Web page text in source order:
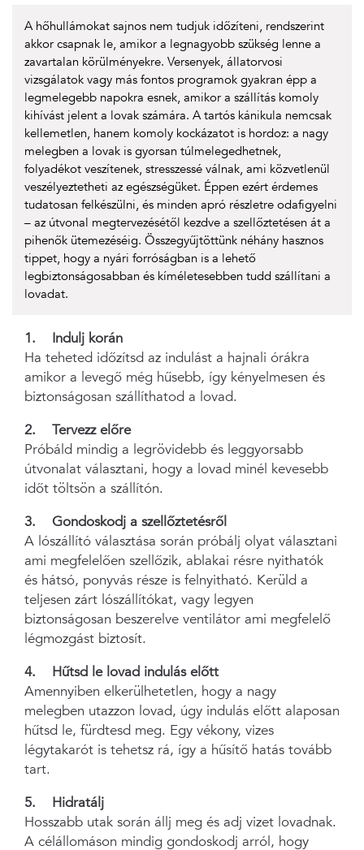
A hőhullámokat sajnos nem tudjuk időzíteni, rendszerint
akkor csapnak le, amikor a legnagyobb szükség lenne a
zavartalan körülményekre. Versenyek, állatorvosi
vizsgálatok vagy más fontos programok gyakran épp a
legmelegebb napokra esnek, amikor a szállítás komoly
kihívást jelent a lovak számára. A tartós kánikula nemcsak
kellemetlen, hanem komoly kockázatot is hordoz: a nagy
melegben a lovak is gyorsan túlmelegedhetnek,
folyadékot veszítenek, stresszessé válnak, ami közvetlenül
veszélyeztetheti az egészségüket. Éppen ezért érdemes
tudatosan felkészülni, és minden apró részletre odafigyelni
– az útvonal megtervezésétől kezdve a szellőztetésen át a
pihenők ütemezéséig. Összegyűjtöttünk néhány hasznos
tippet, hogy a nyári forróságban is a lehető
legbiztonságosabban és kíméletesebben tudd szállítani a
lovadat.
1. Indulj korán
Ha teheted időzítsd az indulást a hajnali órákra
amikor a levegő még hűsebb, így kényelmesen és
biztonságosan szállíthatod a lovad.
2. Tervezz előre
Próbáld mindig a legrövidebb és leggyorsabb
útvonalat választani, hogy a lovad minél kevesebb
időt töltsön a szállítón.
3. Gondoskodj a szellőztetésről
A lószállító választása során próbálj olyat választani
ami megfelelően szellőzik, ablakai résre nyithatók
és hátsó, ponyvás része is felnyitható. Kerüld a
teljesen zárt lószállítókat, vagy legyen
biztonságosan beszerelve ventilátor ami megfelelő
légmozgást biztosít.
4. Hűtsd le lovad indulás előtt
Amennyiben elkerülhetetlen, hogy a nagy
melegben utazzon lovad, úgy indulás előtt alaposan
hűtsd le, fürdtesd meg. Egy vékony, vizes
légytakarót is tehetsz rá, így a hűsítő hatás tovább
tart.
5. Hidratálj
Hosszabb utak során állj meg és adj vizet lovadnak.
A célállomáson mindig gondoskodj arról, hogy